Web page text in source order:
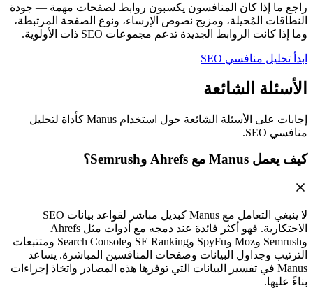
راجع ما إذا كان المنافسون يكسبون روابط لصفحات مهمة — جودة
النطاقات المُحيلة، ومزيج نصوص الإرساء، ونوع الصفحة المرتبطة،
وما إذا كانت الروابط الجديدة تدعم مجموعات SEO ذات الأولوية.
ابدأ تحليل منافسي SEO
الأسئلة الشائعة
إجابات على الأسئلة الشائعة حول استخدام Manus كأداة لتحليل
منافسي SEO.
كيف يعمل Manus مع Ahrefs وSemrush؟
لا ينبغي التعامل مع Manus كبديل مباشر لقواعد بيانات SEO
الاحتكارية. فهو أكثر فائدة عند دمجه مع أدوات مثل Ahrefs
وSemrush وMoz وSpyFu وSE Ranking وSearch Console ومتتبعات
الترتيب وجداول البيانات وصفحات المنافسين المباشرة. يساعد
Manus في تفسير البيانات التي توفرها هذه المصادر واتخاذ إجراءات
بناءً عليها.